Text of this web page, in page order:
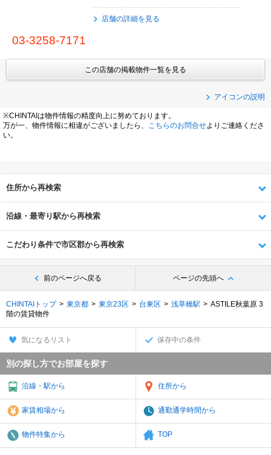
店舗の詳細を見る
03-3258-7171
この店舗の掲載物件一覧を見る
アイコンの説明
※CHINTAIは物件情報の精度向上に努めております。
万が一、物件情報に相違がございましたら、
こちらのお問合せよりご連絡くださ
い。
住所から再検索
沿線・最寄り駅から再検索
こだわり条件で市区郡から再検索
前のページへ戻る ページの先頭へ
CHINTAIトップ 東京都 東京23区 台東区 浅草橋駅
ASTILE秋葉原 3
階の賃貸物件
気になるリスト 保存中の条件
別の探し方でお部屋を探す
沿線・駅から 住所から
家賃相場から 通勤通学時間から
物件特集から TOP